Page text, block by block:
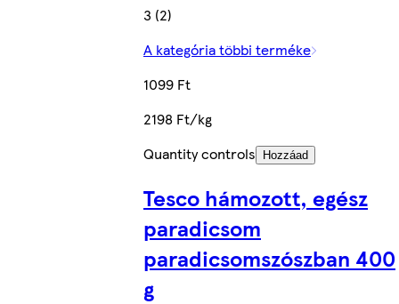
3 (2)
A kategória többi terméke
1099 Ft
2198 Ft/kg
Quantity controls
Hozzáad
Tesco hámozott, egész
paradicsom
paradicsomszószban 400
g